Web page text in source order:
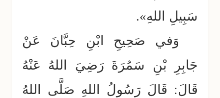
سَبِيلِ اللهِ».
وَفي صَحِيحِ ابْنِ حِبَّانَ عَنْ
جَابِرِ بْنِ سَمُرَةَ رَضِيَ اللهُ عَنْهُ
قَالَ: قَالَ رَسُولُ اللهِ صَلَّى اللهُ